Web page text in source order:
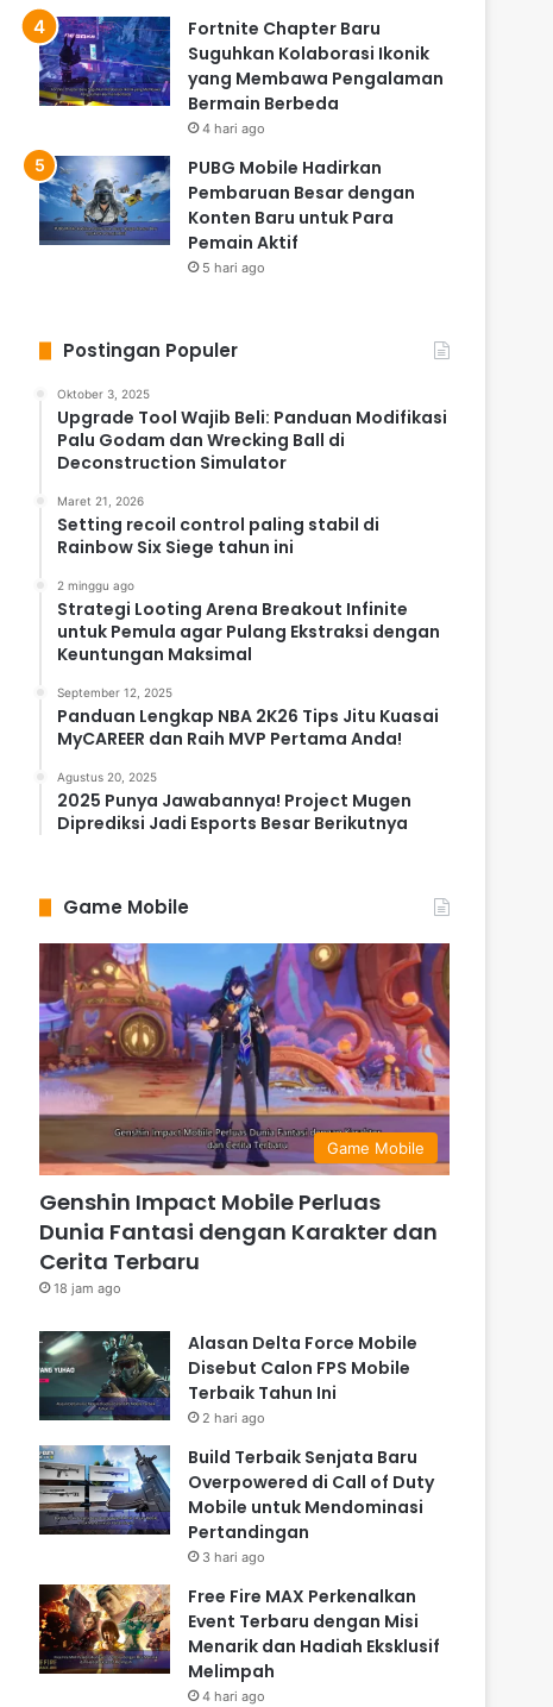
Fortnite Chapter Baru
Suguhkan Kolaborasi Ikonik
yang Membawa Pengalaman
Bermain Berbeda
4 hari ago
PUBG Mobile Hadirkan
Pembaruan Besar dengan
Konten Baru untuk Para
Pemain Aktif
5 hari ago
Postingan Populer
Oktober 3, 2025
Upgrade Tool Wajib Beli: Panduan Modifikasi
Palu Godam dan Wrecking Ball di
Deconstruction Simulator
Maret 21, 2026
Setting recoil control paling stabil di
Rainbow Six Siege tahun ini
2 minggu ago
Strategi Looting Arena Breakout Infinite
untuk Pemula agar Pulang Ekstraksi dengan
Keuntungan Maksimal
September 12, 2025
Panduan Lengkap NBA 2K26 Tips Jitu Kuasai
MyCAREER dan Raih MVP Pertama Anda!
Agustus 20, 2025
2025 Punya Jawabannya! Project Mugen
Diprediksi Jadi Esports Besar Berikutnya
Game Mobile
Game Mobile
Genshin Impact Mobile Perluas
Dunia Fantasi dengan Karakter dan
Cerita Terbaru
18 jam ago
Alasan Delta Force Mobile
Disebut Calon FPS Mobile
Terbaik Tahun Ini
2 hari ago
Build Terbaik Senjata Baru
Overpowered di Call of Duty
Mobile untuk Mendominasi
Pertandingan
3 hari ago
Free Fire MAX Perkenalkan
Event Terbaru dengan Misi
Menarik dan Hadiah Eksklusif
Melimpah
4 hari ago